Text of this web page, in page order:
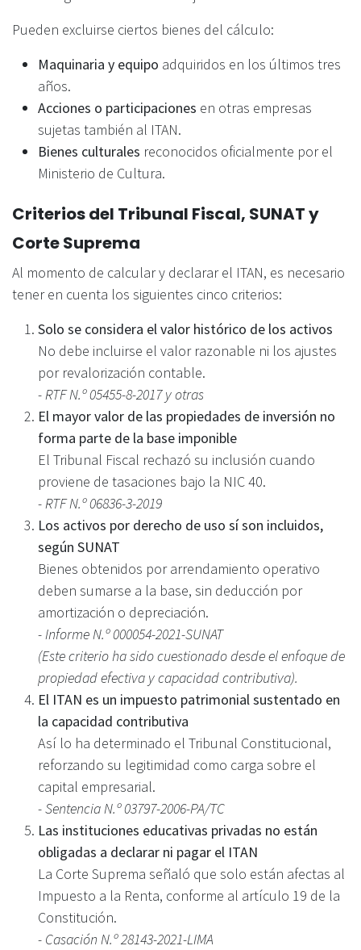
Pueden excluirse ciertos bienes del cálculo:
Maquinaria y equipo adquiridos en los últimos tres
años.
Acciones o participaciones en otras empresas
sujetas también al ITAN.
Bienes culturales reconocidos oficialmente por el
Ministerio de Cultura.
Criterios del Tribunal Fiscal, SUNAT y
Corte Suprema
Al momento de calcular y declarar el ITAN, es necesario
tener en cuenta los siguientes cinco criterios:
Solo se considera el valor histórico de los activos
No debe incluirse el valor razonable ni los ajustes
por revalorización contable.
- RTF N.º 05455-8-2017 y otras
El mayor valor de las propiedades de inversión no
forma parte de la base imponible
El Tribunal Fiscal rechazó su inclusión cuando
proviene de tasaciones bajo la NIC 40.
- RTF N.º 06836-3-2019
Los activos por derecho de uso sí son incluidos,
según SUNAT
Bienes obtenidos por arrendamiento operativo
deben sumarse a la base, sin deducción por
amortización o depreciación.
- Informe N.º 000054-2021-SUNAT
(Este criterio ha sido cuestionado desde el enfoque de
propiedad efectiva y capacidad contributiva).
El ITAN es un impuesto patrimonial sustentado en
la capacidad contributiva
Así lo ha determinado el Tribunal Constitucional,
reforzando su legitimidad como carga sobre el
capital empresarial.
- Sentencia N.º 03797-2006-PA/TC
Las instituciones educativas privadas no están
obligadas a declarar ni pagar el ITAN
La Corte Suprema señaló que solo están afectas al
Impuesto a la Renta, conforme al artículo 19 de la
Constitución.
- Casación N.º 28143-2021-LIMA